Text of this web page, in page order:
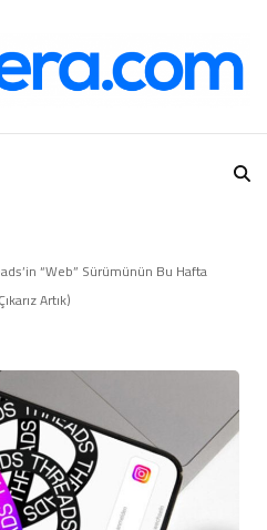
Hizmetler
“Web” Sürümünün Bu Hafta
Artık)